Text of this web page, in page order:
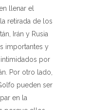
llenar el
retirada de los
Irán y Rusia
importantes y
por
Por otro lado,
pueden ser
en la